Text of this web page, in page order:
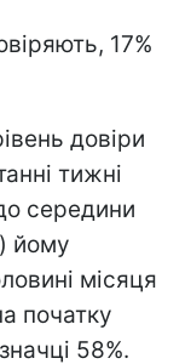
17%
довіри
тижні
середини
йому
місяця
початку
58%.